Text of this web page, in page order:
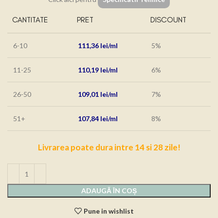
CANTITATE PRET DISCOUNT
6-10 111,36 lei 5%
11-25 110,19 lei 6%
26-50 109,01 lei 7%
51+ 107,84 lei 8%
Livrarea poate dura intre 14 si 28 zile!
ADAUGĂ ÎN COȘ
Pune in wishlist